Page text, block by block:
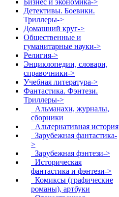
Бизнес и экономика->
Детективы. Боевики.
Триллеры->
Домашний круг->
Общественные и
гуманитарные науки->
Религия->
Энциклопедии, словари,
справочники->
Учебная литература->
Фантастика. Фэнтези.
Триллеры->
Альманахи, журналы,
сборники
Альтернативная история
Зарубежная фантастика-
>
Зарубежная фэнтези->
Историческая
фантастика и фэнтези->
Комиксы (графические
романы), артбуки